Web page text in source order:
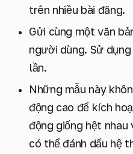
trên nhiều bài đăng.
Gửi cùng một văn
người dùng. Sử
lần.
Những mẫu này
động cao để kích
động giống hệt
có thể đánh dấu hệ